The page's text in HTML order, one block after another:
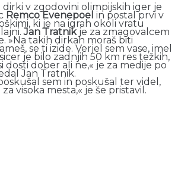
dirki v zgodovini olimpijskih iger je
Remco Evenepoel in postal prvi v
ki je na igrah okoli vratu
Jan Tratnikje za zmagovalcem
»Na takih dirkah moraš biti
se ti izide. Verjel sem vase, imel
je bilo zadnjih 50 km res težkih,
dosti dober ali ne,« je za medije po
Jan Tratnik.
sem in poskušal ter videl,
visoka mesta,« je še pristavil.